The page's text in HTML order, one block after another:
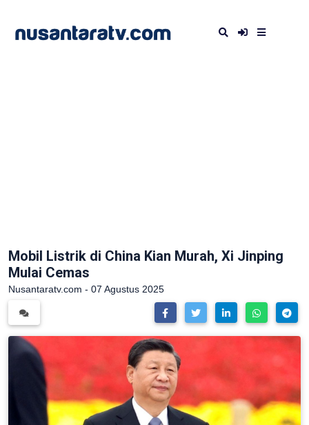
Mobil Listrik di China Kian Murah, Xi Jinping
Mulai Cemas
Nusantaratv.com - 07 Agustus 2025